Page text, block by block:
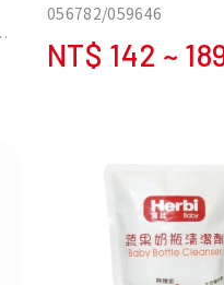
056782/059646
NT$ 142 ~